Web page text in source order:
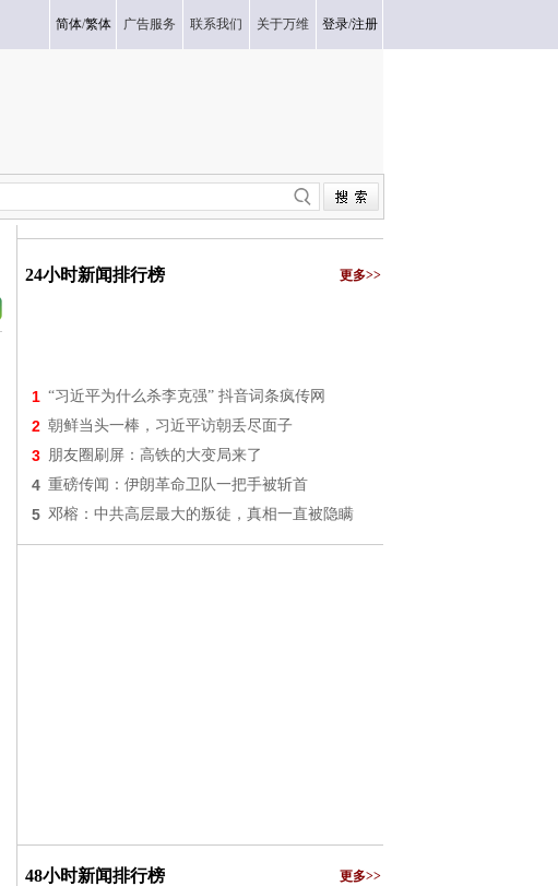
简体/繁体 广告服务 联系我们 关于万维 登录/注册
24小时新闻排行榜 更多>>
1 “习近平为什么杀李克强” 抖音词条疯传网
2 朝鲜当头一棒，习近平访朝丢尽面子
3 朋友圈刷屏：高铁的大变局来了
4 重磅传闻：伊朗革命卫队一把手被斩首
5 邓榕：中共高层最大的叛徒，真相一直被隐瞒
48小时新闻排行榜 更多>>